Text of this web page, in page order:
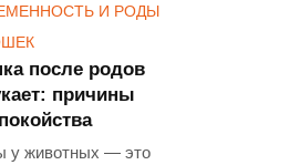
И РОДЫ
после родов
причины
у животных — это